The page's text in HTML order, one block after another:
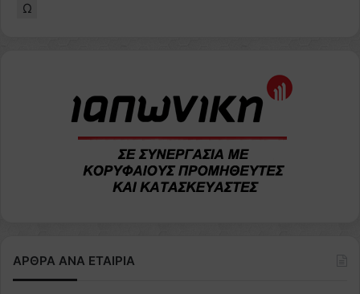
Ω
ΑΡΘΡΑ ΑΝΑ ΕΤΑΙΡΙΑ